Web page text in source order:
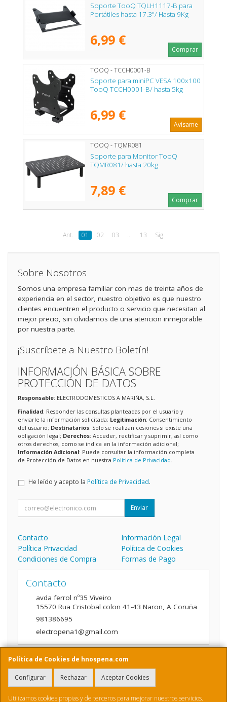
Soporte TooQ TQLH1117-B para
Portátiles hasta 17.3"/ Hasta 9Kg
6,99 €
Comprar
TOOQ - TCCH0001-B
Soporte para miniPC VESA 100x100
TooQ TCCH0001-B/ hasta 5kg
6,99 €
Avísame
TOOQ - TQMR081
Soporte para Monitor TooQ
TQMR081/ hasta 20kg
7,89 €
Comprar
Ant. 01 02 03 ... 13 Sig.
Política de Cookies de hnospena.com
Configurar Rechazar Aceptar Cookies
Utilizamos cookies propias y de terceros para mejorar nuestros servicios.
Sobre Nosotros
Somos una empresa familiar con mas de treinta años de
experiencia en el sector, nuestro objetivo es que nuestro
clientes encuentren el producto o servicio que necesitan al
mejor precio, sin olvidarnos de una atencion inmejorable
por nuestra parte.
¡Suscríbete a Nuestro Boletín!
INFORMACIÓN BÁSICA SOBRE
PROTECCIÓN DE DATOS
Responsable: ELECTRODOMESTICOS A MARIÑA, S.L.
Finalidad: Responder las consultas planteadas por el usuario y
enviarle la información solicitada; Legitimación: Consentimiento
del usuario; Destinatarios: Solo se realizan cesiones si existe una
obligación legal; Derechos: Acceder, rectificar y suprimir, así como
otros derechos, como se indica en la información adicional;
Información Adicional: Puede consultar la información completa
de Protección de Datos en nuestra Política de Privacidad
He leído y acepto la Política de Privacidad.
Enviar
Contacto
Información Legal
Política Privacidad
Política de Cookies
Condiciones de Compra
Formas de Pago
Contacto
avda ferrol nº35 Viveiro
15570 Rua Cristobal colon 41-43 Naron, A Coruña
981386695
electropena1@gmail.com
Horario
9:00 a 14:00 y de 16:00 A 20:00